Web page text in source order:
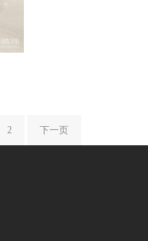
2 下一页